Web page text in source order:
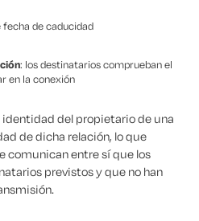
fecha de caducidad
: los destinatarios comprueban el
en la conexión
del propietario de una
de dicha relación, lo que
comunican entre sí que los
previstos y que no han